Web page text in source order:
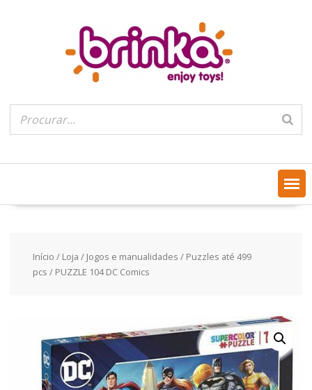
Início / Loja / Jogos e manualidades / Puzzles até 499
pcs / PUZZLE 104 DC Comics